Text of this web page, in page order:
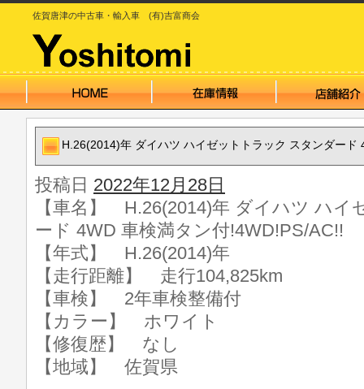
佐賀唐津の中古車・輸入車 (有)吉富商会
H.26(2014)年 ダイハツ ハイゼットトラック スタンダード
投稿日 2022年12月28日
【車名】 H.26(2014)年 ダイハツ ハイ
ード 4WD 車検満タン付!4WD!PS/AC!!
【年式】 H.26(2014)年
【走行距離】 走行104,825km
【車検】 2年車検整備付
【カラー】 ホワイト
【修復歴】 なし
【地域】 佐賀県